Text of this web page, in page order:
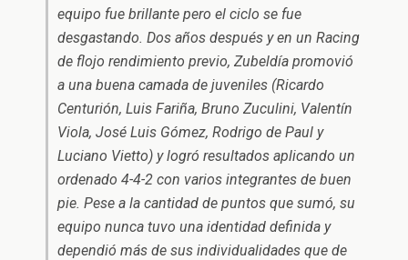
equipo fue brillante pero el ciclo se fue
desgastando. Dos años después y en un Racing
de flojo rendimiento previo, Zubeldía promovió
a una buena camada de juveniles (Ricardo
Centurión, Luis Fariña, Bruno Zuculini, Valentín
Viola, José Luis Gómez, Rodrigo de Paul y
Luciano Vietto) y logró resultados aplicando un
ordenado 4-4-2 con varios integrantes de buen
pie. Pese a la cantidad de puntos que sumó, su
equipo nunca tuvo una identidad definida y
dependió más de sus individualidades que de